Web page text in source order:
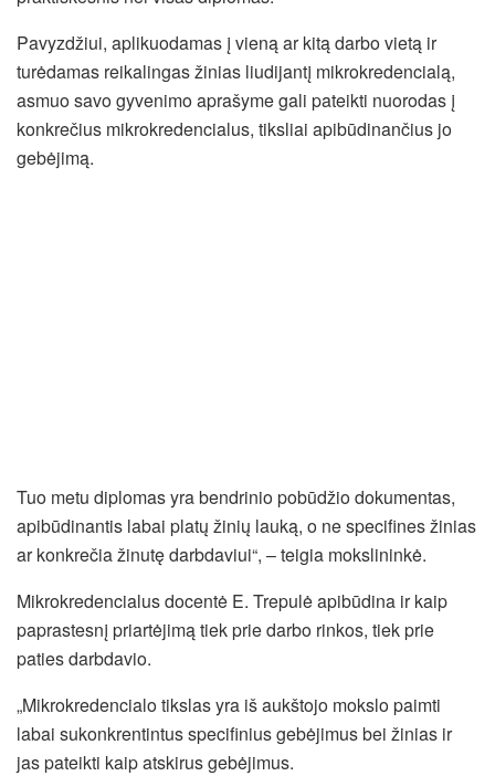
Pavyzdžiui, aplikuodamas į vieną ar kitą darbo vietą ir
turėdamas reikalingas žinias liudijantį mikrokredencialą,
asmuo savo gyvenimo aprašyme gali pateikti nuorodas į
konkrečius mikrokredencialus, tiksliai apibūdinančius jo
gebėjimą.
Tuo metu diplomas yra bendrinio pobūdžio dokumentas,
apibūdinantis labai platų žinių lauką, o ne specifines žinias
ar konkrečia žinutę darbdaviui“, – teigia mokslininkė.
Mikrokredencialus docentė E. Trepulė apibūdina ir kaip
paprastesnį priartėjimą tiek prie darbo rinkos, tiek prie
paties darbdavio.
„Mikrokredencialo tikslas yra iš aukštojo mokslo paimti
labai sukonkrentintus specifinius gebėjimus bei žinias ir
jas pateikti kaip atskirus gebėjimus.